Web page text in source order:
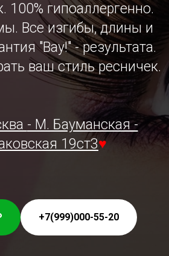
100% гипоаллергенно.
Все изгибы, длины и
"Вау!" - результата.
ваш стиль ресничек.
- М. Бауманская -
19ст3♥
+7(999)000-55-20